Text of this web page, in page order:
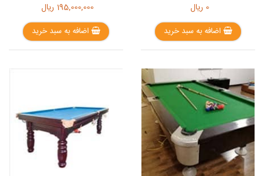
0 ریال
اضافه به سبد خرید
195,000,000 ریال
اضافه به سبد خرید